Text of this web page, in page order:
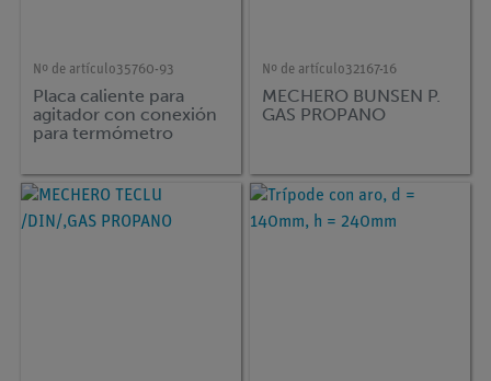
Nº de artículo35760-93
Placa caliente para
agitador con conexión
para termómetro
Nº de artículo32167-16
MECHERO BUNSEN P.
GAS PROPANO